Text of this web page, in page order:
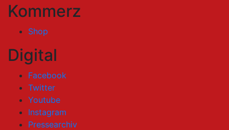
Kommerz
Shop
Digital
Facebook
Twitter
Youtube
Instagram
Pressearchiv